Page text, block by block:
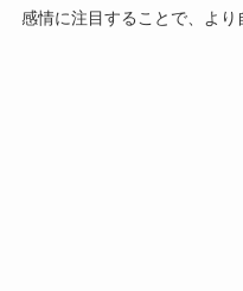
感情に注目することで、より